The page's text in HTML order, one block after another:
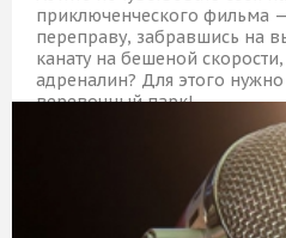
приключенческого фильма
переправу, забравшись на
канату на бешеной
адреналин? Для этого
веревочный парк!